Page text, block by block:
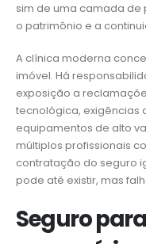
sim de uma camada
o patrimônio e a
A clínica moderna
imóvel. Há
exposição a
tecnológica, exigências
equipamentos de alto
múltiplos profissionais
contratação do seguro
pode até existir, mas
Seguro